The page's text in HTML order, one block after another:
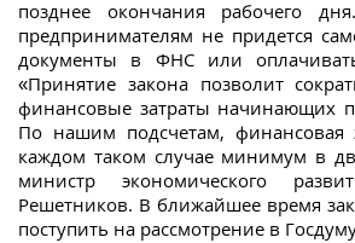
позднее окончания рабочего
предпринимателям не придется
документы в ФНС или
«Принятие закона позволит
финансовые затраты начинающих
По нашим подсчетам, финансовая
каждом таком случае минимум в
министр экономического
Решетников. В ближайшее время
поступить на рассмотрение в